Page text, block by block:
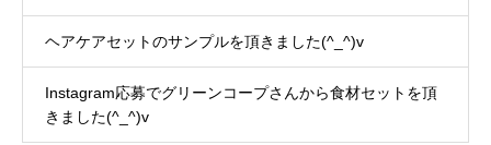
ヘアケアセットのサンプルを頂きました(^_^)v
Instagram応募でグリーンコープさんから食材セットを頂
きました(^_^)v